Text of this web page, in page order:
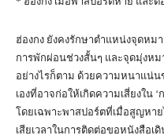
ฮ่องกง ยังคงรักษาตำแหน่งจุดหม
การพักผ่อนช่วงสั้นๆ และจุดมุ่งห
อย่างไรก็ตาม ด้วยความหนาแน่
เองที่อาจก่อให้เกิดความเสี่ยงใน
โดยเฉพาะพาสปอร์ตที่เมื่อสูญหาย
เสียเวลาในการติดต่อขอหนังสือ